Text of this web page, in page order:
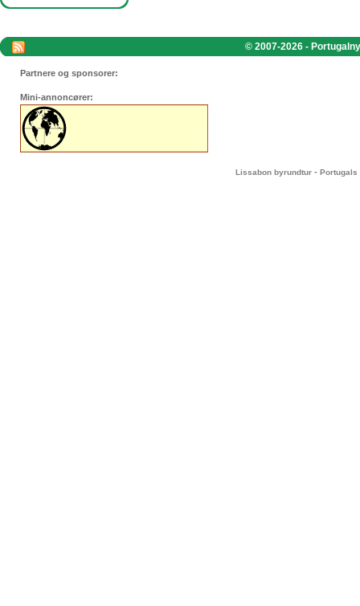
© 2007-2026 -
Partnere og sponsorer:
Mini-annoncører:
Lissabon byrundtur - Portugals